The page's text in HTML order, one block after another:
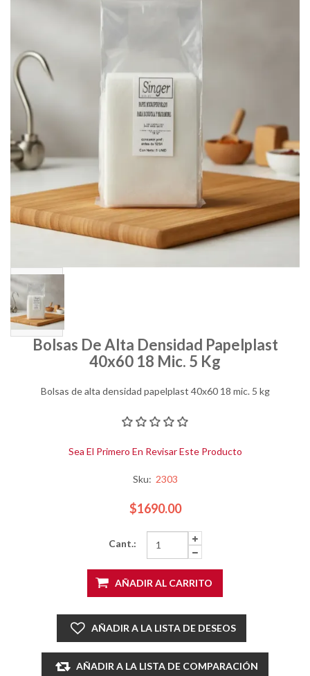
Bolsas De Alta Densidad Papelplast
40x60 18 Mic. 5 Kg
Bolsas de alta densidad papelplast 40x60 18 mic. 5 kg
Sea El Primero En Revisar Este Producto
Sku: 2303
$1690.00
Cant.:
AÑADIR AL CARRITO
AÑADIR A LA LISTA DE DESEOS
AÑADIR A LA LISTA DE COMPARACIÓN